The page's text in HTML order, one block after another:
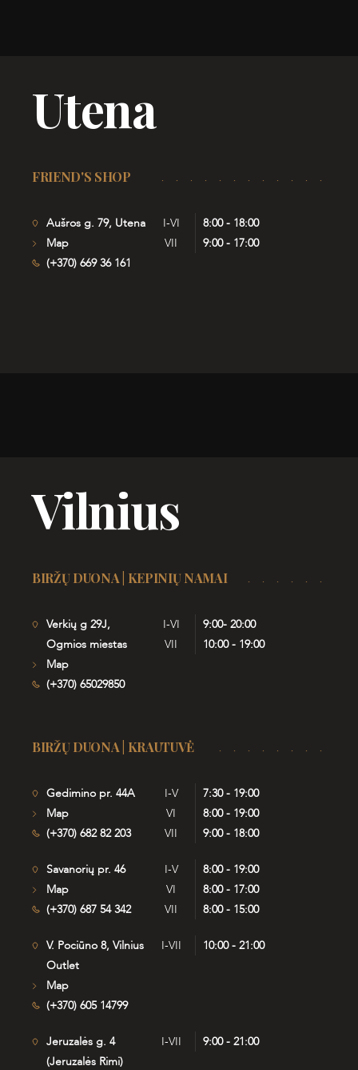
Utena
FRIEND'S SHOP
Aušros g. 79, Utena
Map
(+370) 669 36 161
I-VI
8:00 - 18:00
VII
9:00 - 17:00
Vilnius
BIRŽŲ DUONA | KEPINIŲ NAMAI
Verkių g 29J,
Ogmios miestas
Map
(+370) 65029850
I-VI
9:00- 20:00
VII
10:00 - 19:00
BIRŽŲ DUONA | KRAUTUVĖ
Gedimino pr. 44A
Map
(+370) 682 82 203
I-V
7:30 - 19:00
VI
8:00 - 19:00
VII
9:00 - 18:00
Savanorių pr. 46
Map
(+370) 687 54 342
I-V
8:00 - 19:00
VI
8:00 - 17:00
VII
8:00 - 15:00
V. Pociūno 8, Vilnius
Outlet
Map
(+370) 605 14799
I-VII 10:00 - 21:00
Jeruzalės g. 4
(Jeruzalės Rimi)
I-VII 9:00 - 21:00